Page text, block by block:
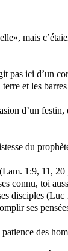
mais
pas ici d’un
et les
d’un festin,
du
1:9, 11, 20
connu, toi
disciples
ses
des